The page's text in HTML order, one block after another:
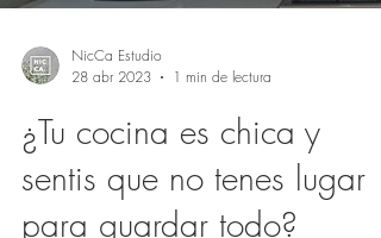
Load video
28 abr 2023
1 min de lectura